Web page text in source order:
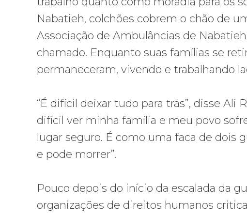
Nabatieh, colchões cobrem o chão de
Associação de Ambulâncias de
chamado. Enquanto suas famílias se
permaneceram, vivendo e trabalhando
“É difícil deixar tudo para trás”, disse Ali
difícil ver minha família e meu povo
lugar seguro. É como uma faca de dois
e pode morrer”.
Pouco depois do início da escalada da
organizações de direitos humanos